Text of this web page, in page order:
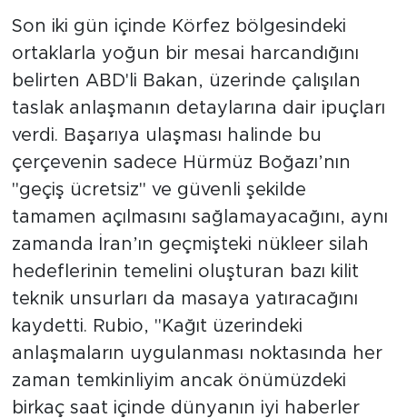
Son iki gün içinde Körfez bölgesindeki
ortaklarla yoğun bir mesai harcandığını
belirten ABD'li Bakan, üzerinde çalışılan
taslak anlaşmanın detaylarına dair ipuçları
verdi. Başarıya ulaşması halinde bu
çerçevenin sadece Hürmüz Boğazı’nın
"geçiş ücretsiz" ve güvenli şekilde
tamamen açılmasını sağlamayacağını, aynı
zamanda İran’ın geçmişteki nükleer silah
hedeflerinin temelini oluşturan bazı kilit
teknik unsurları da masaya yatıracağını
kaydetti. Rubio, "Kağıt üzerindeki
anlaşmaların uygulanması noktasında her
zaman temkinliyim ancak önümüzdeki